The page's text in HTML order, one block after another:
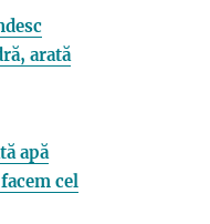
arată
apă
cel